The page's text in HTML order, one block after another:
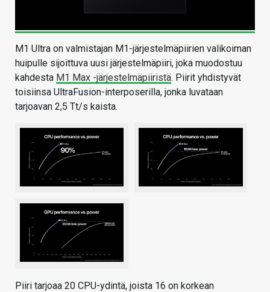
M1 Ultra on valmistajan M1-järjestelmäpiirien valikoiman
huipulle sijoittuva uusi järjestelmäpiiri, joka muodostuu
kahdesta M1 Max -järjestelmäpiiristä. Piirit yhdistyvät
toisiinsa UltraFusion-interposerilla, jonka luvataan
tarjoavan 2,5 Tt/s kaista.
Piiri tarjoaa 20 CPU-ydintä, joista 16 on korkean